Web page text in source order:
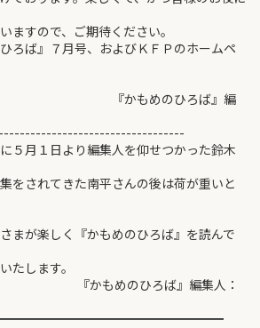
ますので、ご期待ください。
ろば』７月号、およびＫＦＰのホームペ
のひろば』編
５月１日より編集人を仰せつかった鈴木
をされてきた南平さんの後は荷が重いと
す。
まが楽しく『かもめのひろば』を読んで
たします。
ひろば』編集人：